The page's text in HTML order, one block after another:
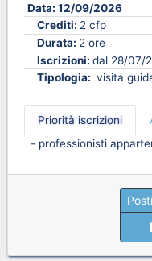
Data: 12/09/2026
Crediti: 2 cfp
Durata: 2 ore
Iscrizioni: dal 28/07/
Tipologia: visita
Priorità iscrizioni
- professionisti